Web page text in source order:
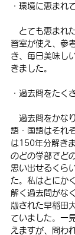
・環境に恵まれ
とても恵まれ
習室が使え、参
き、毎日美味し
きました。
・過去問をたく
過去問をかな
語・国語はそれ
は150年分解き
のどの学部でど
思い出せるくら
た。私はとにか
解く過去問がな
版された早稲田
ていました。一
えますが、問わ